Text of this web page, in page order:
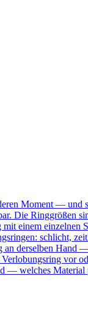
Moment — und
Die Ringgrößen
einem
schlicht,
derselben Hand
vor
— welches